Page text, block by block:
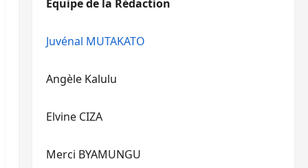
Equipe de la Rédaction
Juvénal MUTAKATO
Angèle Kalulu
Elvine CIZA
Merci BYAMUNGU